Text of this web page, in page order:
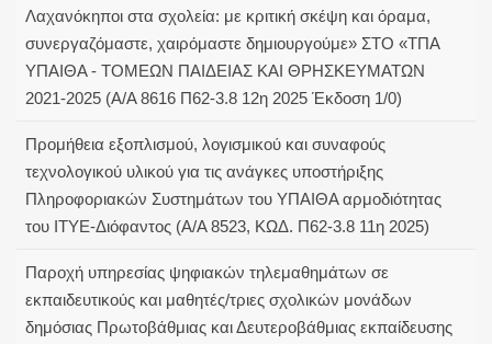
Λαχανόκηποι στα σχολεία: με κριτική σκέψη και όραμα,
συνεργαζόμαστε, χαιρόμαστε δημιουργούμε» ΣΤΟ «ΤΠΑ
ΥΠΑΙΘΑ - ΤΟΜΕΩΝ ΠΑΙΔΕΙΑΣ ΚΑΙ ΘΡΗΣΚΕΥΜΑΤΩΝ
2021-2025 (Α/Α 8616 Π62-3.8 12η 2025 Έκδοση 1/0)
Προμήθεια εξοπλισμού, λογισμικού και συναφούς
τεχνολογικού υλικού για τις ανάγκες υποστήριξης
Πληροφοριακών Συστημάτων του ΥΠΑΙΘΑ αρμοδιότητας
του ΙΤΥΕ-Διόφαντος (Α/Α 8523, ΚΩΔ. Π62-3.8 11η 2025)
Παροχή υπηρεσίας ψηφιακών τηλεμαθημάτων σε
εκπαιδευτικούς και μαθητές/τριες σχολικών μονάδων
δημόσιας Πρωτοβάθμιας και Δευτεροβάθμιας εκπαίδευσης